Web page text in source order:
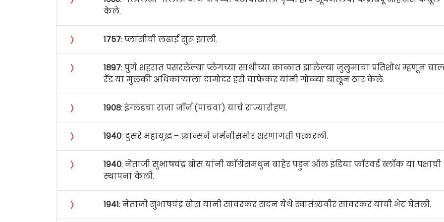
केले.
〉 १७५७: प्लासीची लढाई सुरू झाली.
〉 १८९७: पुणे शहरात पसरलेल्या प्लेगच्या साथीच्या काळात झालेल्या जुलुमाचा प्रतिशोध म्हणून
रँड या मुलकी अधिकार्‍याला दामोदर हरी चाफेकर यांनी गोळ्या घालून ठार केले.
〉 १९०८: इंग्लंडचा राजा जॉर्ज (पाचवा) याचे राज्यारोहण.
〉 १९४०: दुसरे महायुद्ध – फ्रान्सने जर्मनीसमोर शरणागती पत्करली.
〉 १९४०: नेताजी सुभाषचंद्र बोस यांनी काँग्रेसमधुन बाहेर पडुन ऑल इंडिया फॉरवर्ड ब्लॉक या पक्षाची
स्थापना केली.
〉 १९४१: नेताजी सुभाषचंद्र बोस यांनी सावरकर सदन येथे स्वातंत्र्यवीर सावरकर यांची भेट घेतली.